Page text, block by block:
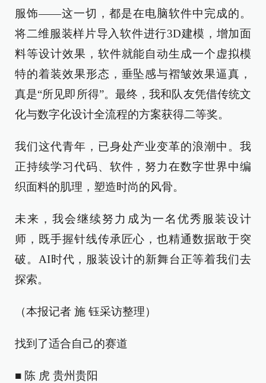
服饰——这一切，都是在电脑软件中完成的。
将二维服装样片导入软件进行3D建模，增加面
料等设计效果，软件就能自动生成一个虚拟模
特的着装效果形态，垂坠感与褶皱效果逼真，
真是“所见即所得”。最终，我和队友凭借传统文
化与数字化设计全流程的方案获得二等奖。
我们这代青年，已身处产业变革的浪潮中。我
正持续学习代码、软件，努力在数字世界中编
织面料的肌理，塑造时尚的风骨。
未来，我会继续努力成为一名优秀服装设计
师，既手握针线传承匠心，也精通数据敢于突
破。AI时代，服装设计的新舞台正等着我们去
探索。
（本报记者 施 钰采访整理）
找到了适合自己的赛道
■ 陈 虎 贵州贵阳